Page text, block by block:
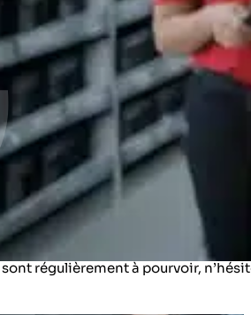
œuvre pour vous permettre de
financier​
régulièrement à pourvoir,